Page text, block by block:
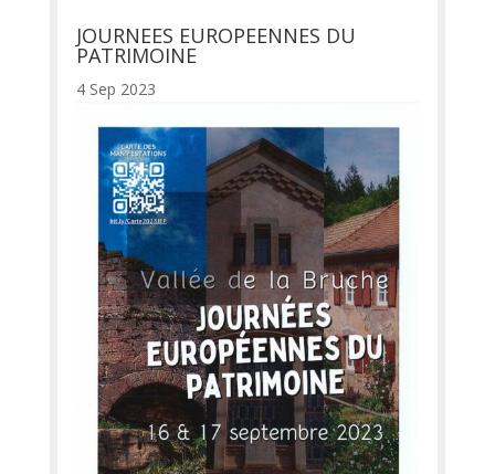
JOURNEES EUROPEENNES DU
PATRIMOINE
4 Sep 2023